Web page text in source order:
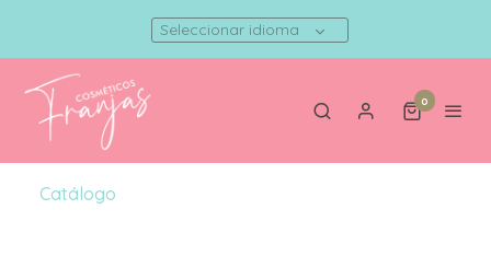
Seleccionar idioma
0
Catálogo